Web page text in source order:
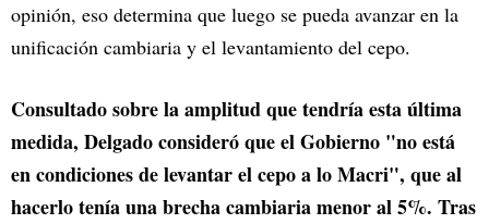
opinión, eso determina que luego se pueda avanzar en la
unificación cambiaria y el levantamiento del cepo.
Consultado sobre la amplitud que tendría esta última
medida, Delgado consideró que el Gobierno "no está
en condiciones de levantar el cepo a lo Macri", que al
hacerlo tenía una brecha cambiaria menor al 5%. Tras